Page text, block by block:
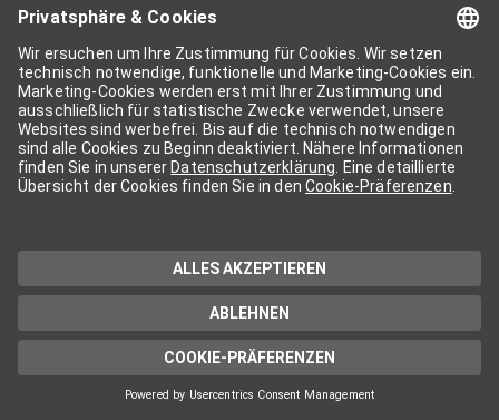
APA-User
Services der APA-Gruppe. Für die Nutzung der einzelnen Anwendungen
kann eine weitere Freischaltung nötig sein. Kosten fallen nur nach einer
Bestellung und genauer Kosteninformation an.
Wenn nicht anders erwähnt, gelten dieAllgemeinen
Geschäftsbedingungender APA - Austria Presse Agentur.
Die von Ihnen angegebenen Daten werden ausschließlich für die
Zwecke der Demo-Nutzung bzw. des Vertragsverhältnisses genutzt.
Eine darüber hinaus gehende oder andersartige Verwendung ist nur mit
technischen Support stehen wir Ihnen jederzeit gerne zur Verfügung.
Datenschutzerklärung
Cookie-Präferenzen